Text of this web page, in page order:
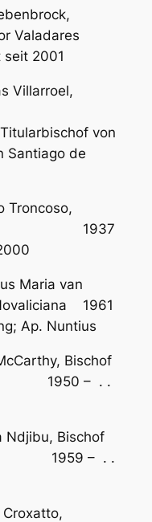
Valadares
2001
Villarroel,
von
Santiago de
Troncoso,
1937
Maria van
1961
Ap. Nuntius
Bischof
1950 – . .
Bischof
– . .